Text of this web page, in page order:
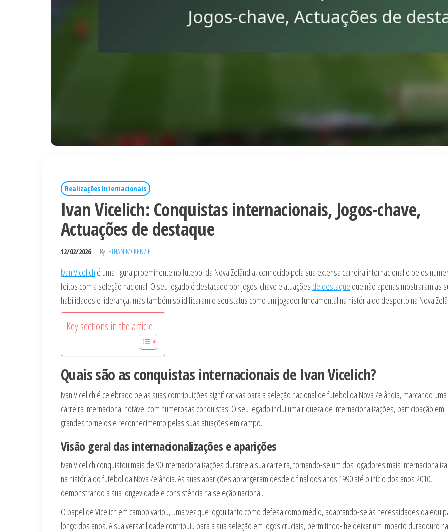
Realizações Internacionais
Ivan Vicelich: Conquistas internacionais, Jogos-chave,
Actuações de destaque
12/02/2026 By ETHAN MCKENZIE
Ivan Vicelich é uma figura proeminente no futebol da Nova Zelândia, conhecido pela sua extensa carreira internacional e pelos
feitos com a seleção nacional. O seu legado é destacado por jogos-chave e atuações de destaque que não apenas mostraram as
habilidades e liderança, mas também solidificaram o seu status como um jogador fundamental na história do desporto na Nova
Key sections in the article:
Quais são as conquistas internacionais de Ivan Vicelich?
Ivan Vicelich é celebrado pelas suas contribuições significativas para a seleção nacional de futebol da Nova Zelândia, marcando uma
carreira internacional notável com numerosas conquistas. O seu legado inclui uma riqueza de internacionalizações, participação em
grandes torneios e reconhecimento pelas suas atuações em campo.
Visão geral das internacionalizações e aparições
Ivan Vicelich conquistou mais de 90 internacionalizações durante a sua carreira, tornando-se um dos jogadores mais
na história do futebol da Nova Zelândia. As suas aparições abrangeram desde o final dos anos 1990 até o início dos anos 2010,
demonstrando a sua longevidade e consistência na seleção nacional.
O papel de Vicelich em campo variou, uma vez que jogou tanto como defesa como médio, adaptando-se às necessidades da
longo dos anos. A sua versatilidade contribuiu para a sua seleção em jogos cruciais, permitindo-lhe deixar um impacto duradouro na